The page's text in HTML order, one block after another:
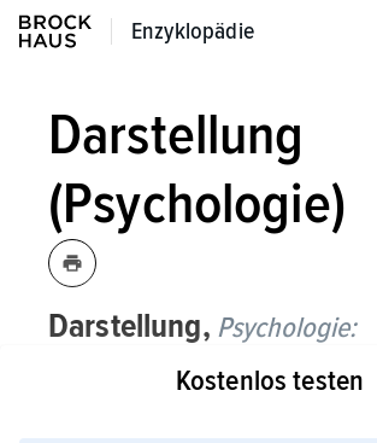
Enzyklopädie
Enzyklopädie
Darstellung
(Psychologie)
Darstellung, Psychologie:
die nachbildende oder symbolische
Kostenlos testen